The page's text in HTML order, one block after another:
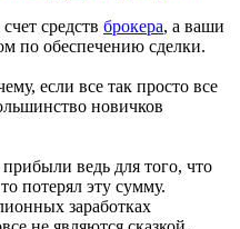
средств брокера, а ваши
по обеспечению сделки.
если все так просто все
новичков
ведь для того, что
потерял эту сумму.
заработках